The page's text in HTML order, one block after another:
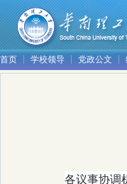
首页 学校领导 党政公文
各议事协调